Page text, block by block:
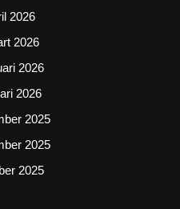
2026
2026
2026
2026
2025
2025
2025